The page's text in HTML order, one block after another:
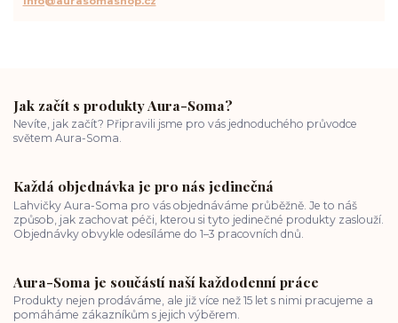
Jak začít s produkty Aura-Soma?
Nevíte, jak začít? Připravili jsme pro vás jednoduchého průvodce
světem Aura-Soma.
Každá objednávka je pro nás jedinečná
Lahvičky Aura-Soma pro vás objednáváme průběžně. Je to náš
způsob, jak zachovat péči, kterou si tyto jedinečné produkty zaslouží.
Objednávky obvykle odesíláme do 1–3 pracovních dnů.
Aura-Soma je součástí naší každodenní práce
Produkty nejen prodáváme, ale již více než 15 let s nimi pracujeme a
pomáháme zákazníkům s jejich výběrem.